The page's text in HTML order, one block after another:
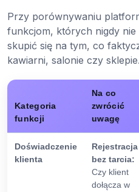
Przy porównywaniu
funkcjom, których nigdy nie
skupić się na tym, co
kawiarni, salonie czy sklepie.
Kategoria
funkcji
Na co
zwrócić
uwagę
Doświadczenie
klienta
Rejestracja
bez tarcia:
Czy klient
dołącza w